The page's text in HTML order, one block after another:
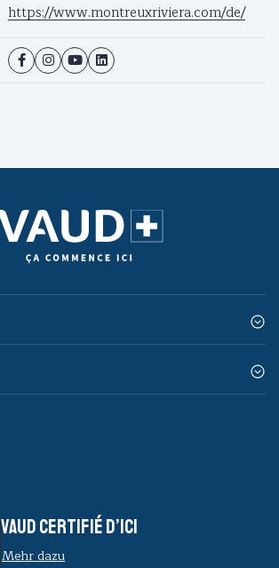
https://www.montreuxriviera.com/de/
VAUD CERTIFIÉ D’ICI
Mehr dazu